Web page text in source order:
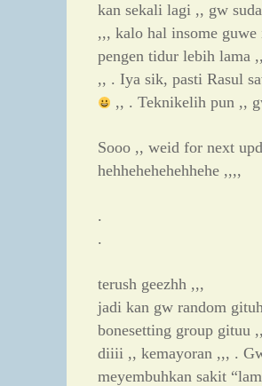
kan sekali lagi ,, gw
,,, kalo hal insome
pengen tidur lebih lama
,, . Iya sik, pasti Rasul
,, . Teknikelih pun ,,
Sooo ,, weid for next
hehhehehehehhehe ,,,,
.
.
terush geezhh ,,,
jadi kan gw random
bonesetting group gituu
diiii ,, kemayoran ,,, .
meyembuhkan sakit